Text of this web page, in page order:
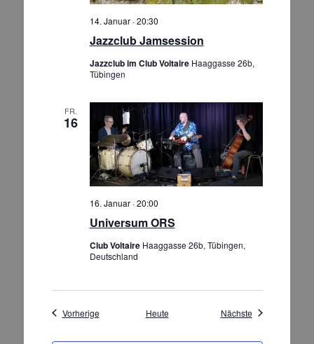
Jazzclub Jamsession
14. Januar · 20:30
Jazzclub im Club Voltaire Haaggasse 26b,
Tübingen
FR.
16
Universum ORS
16. Januar · 20:00
Club Voltaire Haaggasse 26b, Tübingen,
Deutschland
VorherigeVeranstaltungen
Heute NächsteVeranstaltungen